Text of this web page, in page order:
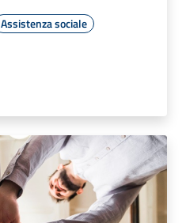
Assistenza sociale